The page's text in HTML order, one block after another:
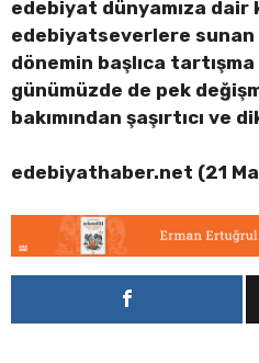
edebiyat dünyamıza
edebiyatseverlere sunan
dönemin başlıca tartışma
günümüzde de pek
bakımından şaşırtıcı ve
edebiyathaber.net (21